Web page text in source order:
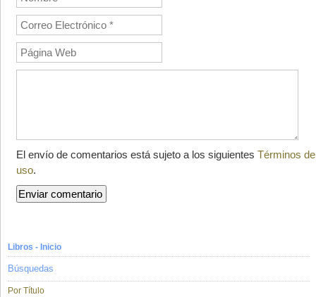
El envío de comentarios está sujeto a los siguientes Términos de
uso.
Libros - Inicio
Búsquedas
Por Título